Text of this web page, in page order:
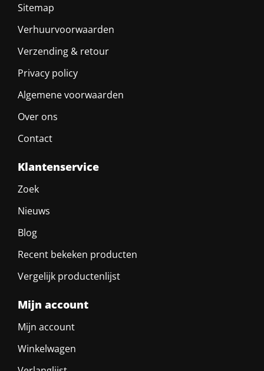
Sitemap
Verhuurvoorwaarden
Verzending & retour
Privacy policy
Algemene voorwaarden
Over ons
Contact
Klantenservice
Zoek
Nieuws
Blog
Recent bekeken producten
Vergelijk productenlijst
Mijn account
Mijn account
Winkelwagen